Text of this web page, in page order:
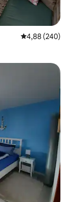
Gemiddelde
4,88 (240)